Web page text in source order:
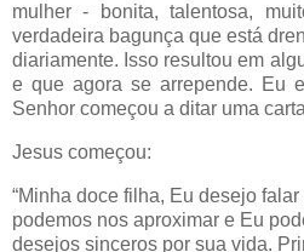
mulher - bonita, talentosa,
verdadeira bagunça que está
diariamente. Isso resultou em
e que agora se arrepende. Eu
Senhor começou a ditar uma
Jesus começou:
“Minha doce filha, Eu desejo
podemos nos aproximar e Eu
desejos sinceros por sua vida.